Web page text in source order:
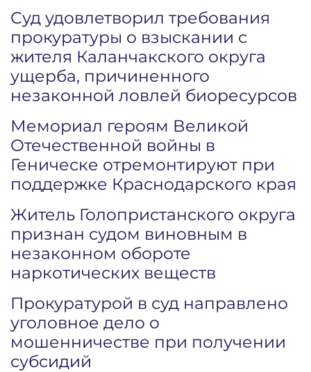
Суд удовлетворил требования
прокуратуры о взыскании с
жителя Каланчакского округа
ущерба, причиненного
незаконной ловлей биоресурсов
Мемориал героям Великой
Отечественной войны в
Геническе отремонтируют при
поддержке Краснодарского края
Житель Голопристанского округа
признан судом виновным в
незаконном обороте
наркотических веществ
Прокуратурой в суд направлено
уголовное дело о
мошенничестве при получении
субсидий